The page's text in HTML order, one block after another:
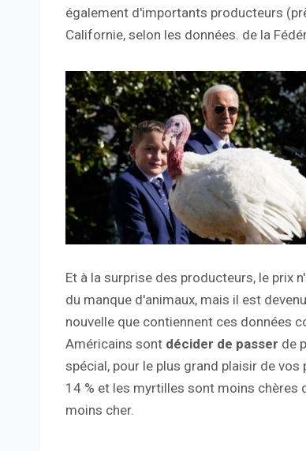
également d'importants producteurs
Californie, selon les données. de la
Et à la surprise des producteurs, le prix
du manque d'animaux, mais il est
nouvelle que contiennent ces données
Américains sont décider de passer de
spécial, pour le plus grand plaisir de
14 % et les myrtilles sont moins chères
moins cher.